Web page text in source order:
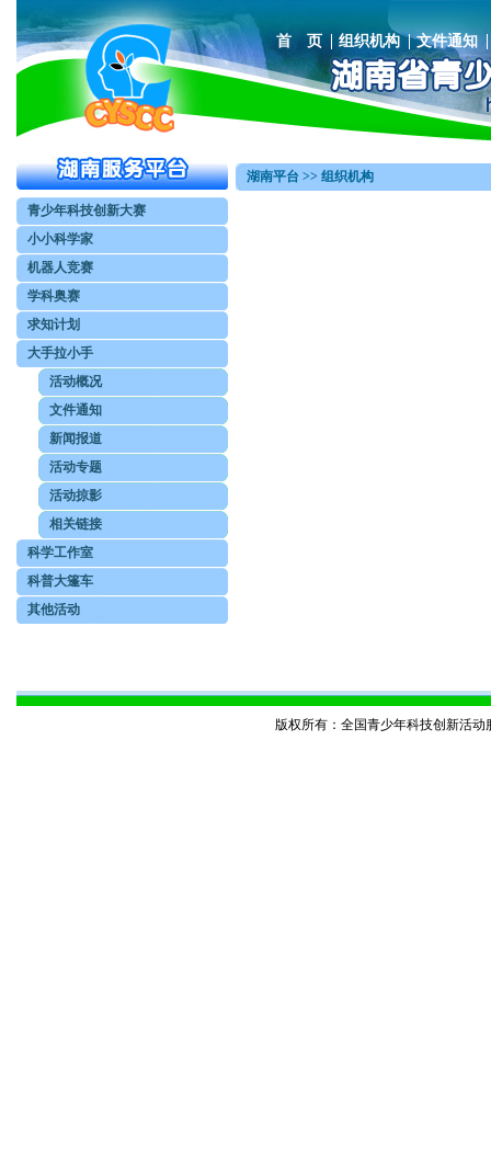
首 页 组织机构 文件通知
青少年科技创新大赛
小小科学家
机器人竞赛
学科奥赛
求知计划
大手拉小手
活动概况
文件通知
新闻报道
活动专题
活动掠影
相关链接
科学工作室
科普大篷车
其他活动
湖南平台 >> 组织机构
版权所有：全国青少年科技创新活